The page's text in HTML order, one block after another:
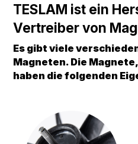
TESLAM ist ein
Vertreiber von
Es gibt viele
Magneten. Die
haben die folgenden